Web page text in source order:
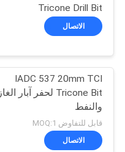
Tricone Drill Bit
الاتصال
IADC 537 20mm TCI
Tricone Bit لحفر آبار الغاز
والنفط
قابل للتفاوض MOQ:1
الاتصال